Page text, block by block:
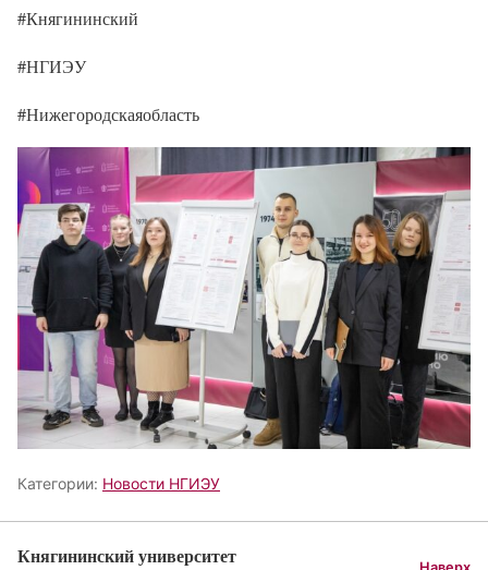
#Княгининский
#НГИЭУ
#Нижегородскаяобласть
Категории: Новости НГИЭУ
Княгининский университет